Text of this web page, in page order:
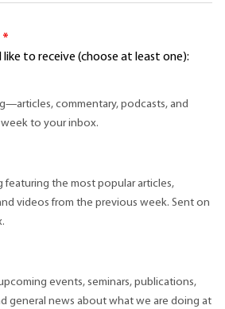
*
to receive (choose at least one):
commentary, podcasts, and
to your inbox.
featuring the most popular articles,
videos from the previous week. Sent on
events, seminars, publications,
general news about what we are doing at